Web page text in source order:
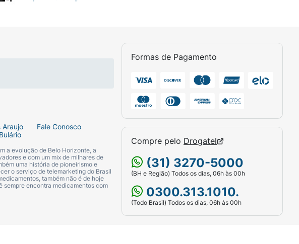
Araujo
Fale Conosco
Bulário
a evolução de Belo Horizonte, a
e com um mix de milhares de
uma história de pioneirismo e
o serviço de telemarketing do Brasil
também não é de hoje
sempre encontra medicamentos com
Formas de Pagamento
Compre pelo Drogatel
(31) 3270-5000
(BH e Região) Todos os dias, 06h às 00h
0300.313.1010.
(Todo Brasil) Todos os dias, 06h às 00h